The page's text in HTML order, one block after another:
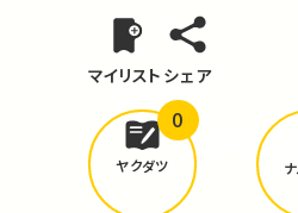
マイリスト シェア
どんな学び
ヤクダツ
0